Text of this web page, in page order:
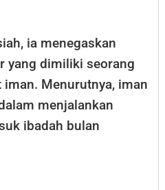
ia menegaskan
yang dimiliki seorang
Menurutnya, iman
menjalankan
ibadah bulan